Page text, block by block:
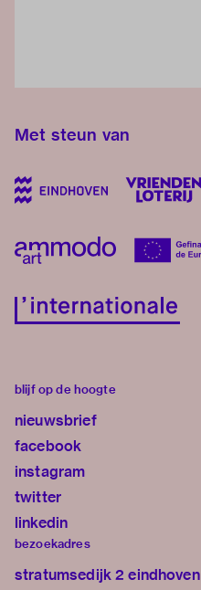
Met steun van
blijf op de hoogte
nieuwsbrief
facebook
instagram
twitter
linkedin
bezoekadres
stratumsedijk 2 eindhoven